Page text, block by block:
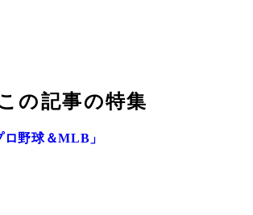
の記事の特集
ロ野球＆MLB」